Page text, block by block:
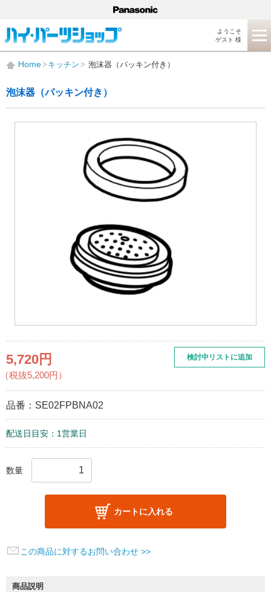
ようこそ
ゲスト 様
Home キッチン 泡沫器（パッキン付き）
泡沫器（パッキン付き）
5,720円
（税抜5,200円）
品番： SE02FPBNA02
配送日目安：1営業日
検討中リストに追加
数量
カートに入れる
この商品に対するお問い合わせ >>
商品説明